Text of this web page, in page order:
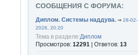
СООБЩЕНИЯ С ФОРУМА:
Диплом. Системы наддува. ⇒28-02-
2026, 20:20
Тема в разделе:Диплом
Просмотров:12291 | Ответов:13